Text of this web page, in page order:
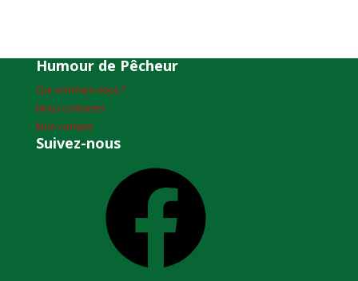
Humour de Pêcheur
Qui sommes-nous ?
Nous contacter
Mon compte
Suivez-nous